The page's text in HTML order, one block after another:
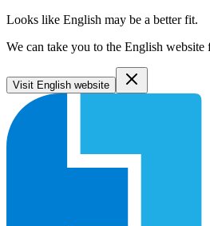
Looks like English may be a better fit.
We can take you to the English
Visit English website